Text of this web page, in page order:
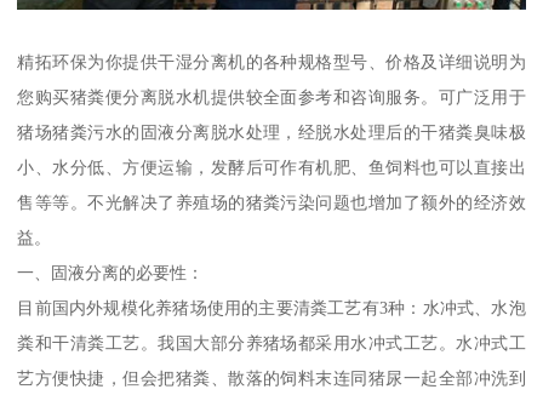
精拓环保为你提供干湿分离机的各种规格型号、价格及详细说明为
您购买猪粪便分离脱水机提供较全面参考和咨询服务。可广泛用于
猪场猪粪污水的固液分离脱水处理，经脱水处理后的干猪粪臭味极
小、水分低、方便运输，发酵后可作有机肥、鱼饲料也可以直接出
售等等。不光解决了养殖场的猪粪污染问题也增加了额外的经济效
益。
一、固液分离的必要性：
目前国内外规模化养猪场使用的主要清粪工艺有3种：水冲式、水泡
粪和干清粪工艺。我国大部分养猪场都采用水冲式工艺。水冲式工
艺方便快捷，但会把猪粪、散落的饲料末连同猪尿一起全部冲洗到